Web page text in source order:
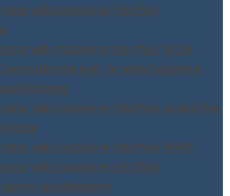
valutazione rischio
valutazione rischio ROA
per la valutazione
valutazione rischio scariche
valutazione rischio MMC
valutazione rischio
mutageno